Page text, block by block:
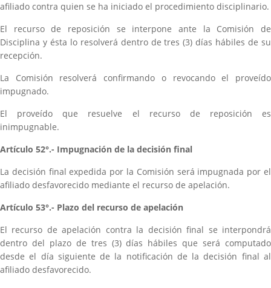
afiliado contra quien se ha iniciado el procedimiento disciplinario.
El recurso de reposición se interpone ante la Comisión de
Disciplina y ésta lo resolverá dentro de tres (3) días hábiles de su
recepción.
La Comisión resolverá confirmando o revocando el proveído
impugnado.
El proveído que resuelve el recurso de reposición es
inimpugnable.
Artículo 52°.- Impugnación de la decisión final
La decisión final expedida por la Comisión será impugnada por el
afiliado desfavorecido mediante el recurso de apelación.
Artículo 53°.- Plazo del recurso de apelación
El recurso de apelación contra la decisión final se interpondrá
dentro del plazo de tres (3) días hábiles que será computado
desde el día siguiente de la notificación de la decisión final al
afiliado desfavorecido.